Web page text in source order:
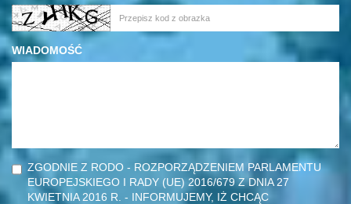
WIADOMOŚĆ
ZGODNIE Z RODO - ROZPORZĄDZENIEM PARLAMENTU
EUROPEJSKIEGO I RADY (UE) 2016/679 Z DNIA 27
KWIETNIA 2016 R. - INFORMUJEMY, IŻ CHCĄC